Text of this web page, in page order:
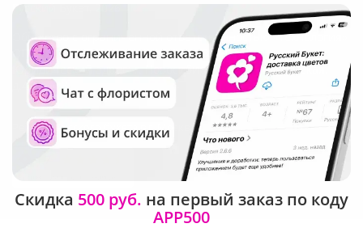
Русский Букет, 2026
Общество с ограниченной ответственностью «Технология»
ОГРН: 1195476081745, ИНН: 5410081997
Юридический адрес: г. Новосибирск, ул. Ипподромская,
д.42, оф. 3
Рейтинг Русского букета в г. Москва
Скидка 500 руб. на первый заказ по коду
APP500